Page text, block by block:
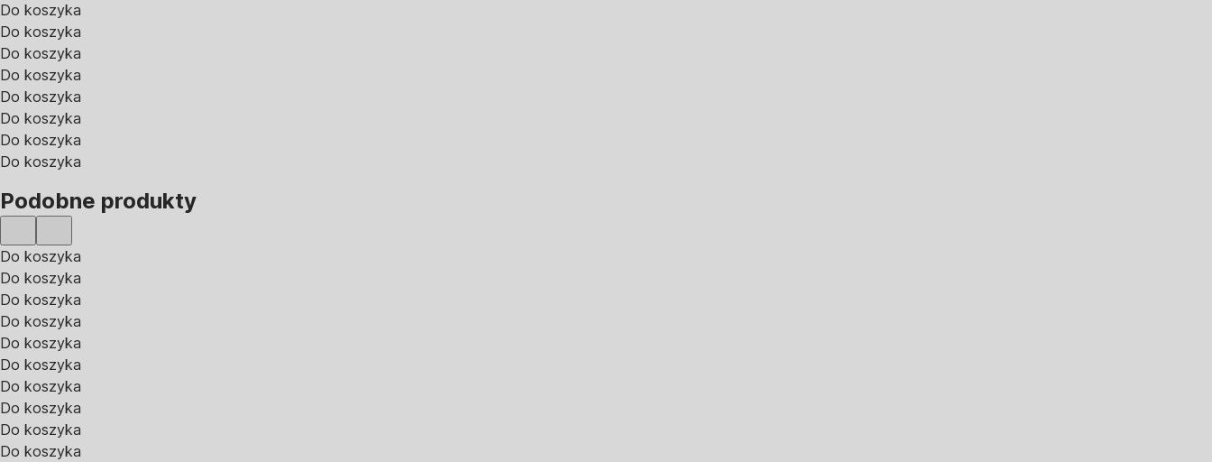
Do koszyka
Do koszyka
Do koszyka
Do koszyka
Do koszyka
Do koszyka
Do koszyka
Do koszyka
Podobne produkty
Do koszyka
Do koszyka
Do koszyka
Do koszyka
Do koszyka
Do koszyka
Do koszyka
Do koszyka
Do koszyka
Do koszyka